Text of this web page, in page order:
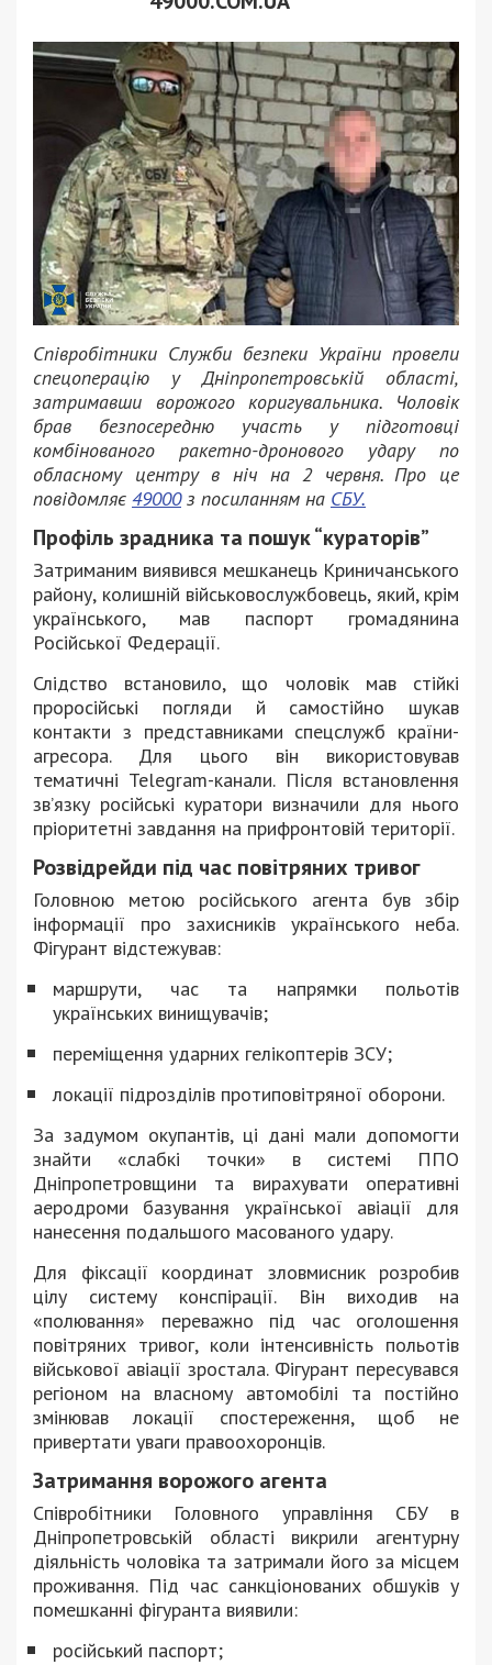
Співробітники Служби безпеки України провели
спецоперацію у Дніпропетровській області,
затримавши ворожого коригувальника. Чоловік
брав безпосередню участь у підготовці
комбінованого ракетно-дронового удару по
обласному центру в ніч на 2 червня. Про це
повідомляє 49000з посиланням на СБУ.
Профіль зрадника та пошук “кураторів”
Затриманим виявився мешканець Криничанського
району, колишній військовослужбовець, який, крім
українського, мав паспорт громадянина
Російської Федерації.
Слідство встановило, що чоловік мав стійкі
проросійські погляди й самостійно шукав
контакти з представниками спецслужб країни-
агресора. Для цього він використовував
тематичні Telegram-канали. Після встановлення
зв’язку російські куратори визначили для нього
пріоритетні завдання на прифронтовій території.
Розвідрейди під час повітряних тривог
Головною метою російського агента був збір
інформації про захисників українського неба.
Фігурант відстежував:
маршрути, час та напрямки польотів
українських винищувачів;
переміщення ударних гелікоптерів ЗСУ;
локації підрозділів протиповітряної оборони.
За задумом окупантів, ці дані мали допомогти
знайти «слабкі точки» в системі ППО
Дніпропетровщини та вирахувати оперативні
аеродроми базування української авіації для
нанесення подальшого масованого удару.
Для фіксації координат зловмисник розробив
цілу систему конспірації. Він виходив на
«полювання» переважно під час оголошення
повітряних тривог, коли інтенсивність польотів
військової авіації зростала. Фігурант пересувався
регіоном на власному автомобілі та постійно
змінював локації спостереження, щоб не
привертати уваги правоохоронців.
Затримання ворожого агента
Співробітники Головного управління СБУ в
Дніпропетровській області викрили агентурну
діяльність чоловіка та затримали його за місцем
проживання. Під час санкціонованих обшуків у
помешканні фігуранта виявили:
російський паспорт;